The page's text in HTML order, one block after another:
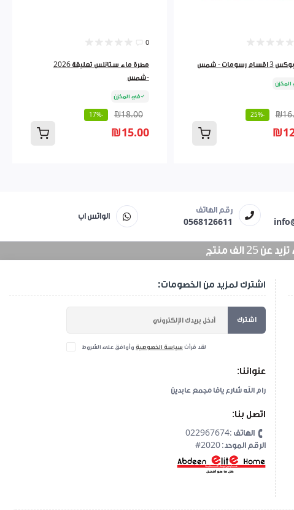
رسومات - شمس
-25%
0
مطرة ماء ستانلس تعليقة 2026
-شمس
في المخزن
₪18.00
-17%
₪15.00
رقم الهاتف
0568126611
الواتس اب
منتج
اشترك لمزيد من الخصومات:
اشترك
لقد قرأت سياسة الخصوصية وأوافق على الشروط
عنواننا:
رام الله شارع يافا مجمع عابدين
اتصل بنا:
الهاتف :022967674
#2020 :الرقم الموحد